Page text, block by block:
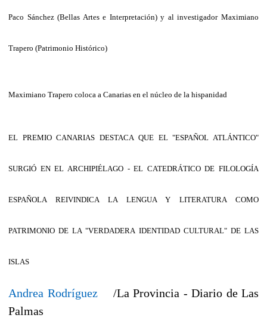
Paco Sánchez (Bellas Artes e Interpretación) y al investigador Maximiano
Trapero (Patrimonio Histórico)
Maximiano Trapero coloca a Canarias en el núcleo de la hispanidad
EL PREMIO CANARIAS DESTACA QUE EL "ESPAÑOL ATLÁNTICO"
SURGIÓ EN EL ARCHIPIÉLAGO - EL CATEDRÁTICO DE FILOLOGÍA
ESPAÑOLA REIVINDICA LA LENGUA Y LITERATURA COMO
PATRIMONIO DE LA "VERDADERA IDENTIDAD CULTURAL" DE LAS
ISLAS
Andrea Rodríguez
/La Provincia - Diario de Las
Palmas